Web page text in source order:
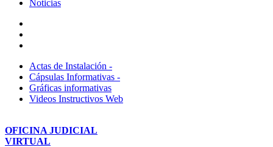
Noticias
Actas de Instalación -
Cápsulas Informativas -
Gráficas informativas
Videos Instructivos Web
OFICINA JUDICIAL
VIRTUAL